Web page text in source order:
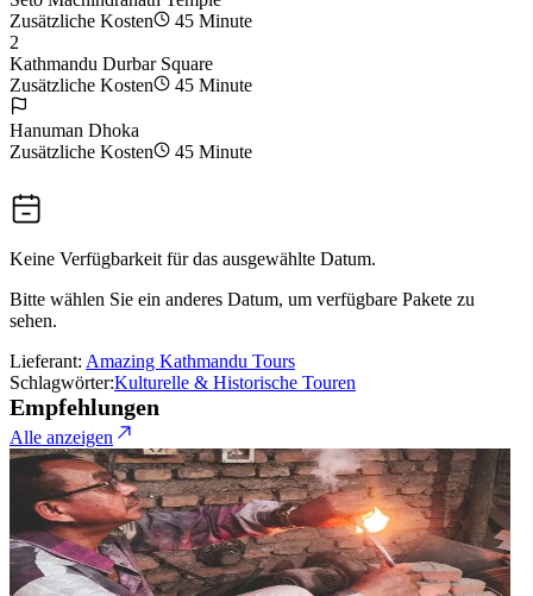
Zusätzliche Kosten
45 Minute
2
Kathmandu Durbar Square
Zusätzliche Kosten
45 Minute
Hanuman Dhoka
Zusätzliche Kosten
45 Minute
Keine Verfügbarkeit für das ausgewählte Datum.
Bitte wählen Sie ein anderes Datum, um verfügbare Pakete zu
sehen.
Lieferant: Amazing Kathmandu Tours
Schlagwörter:Kulturelle & Historische Touren
Empfehlungen
Alle anzeigen